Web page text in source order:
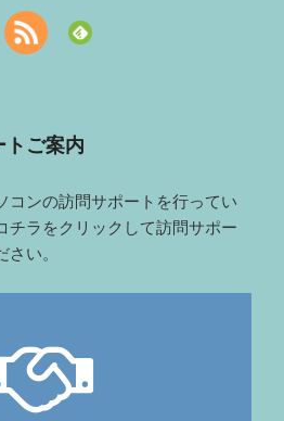
ご案内
ンの訪問サポートを行ってい
チラをクリックして訪問サポー
さい。